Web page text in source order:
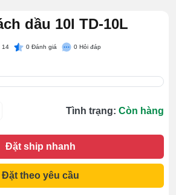
dầu 10l TD-10L
14 0 Đánh giá 0 Hỏi đáp
Tình trạng: Còn hàng
Đặt ship nhanh
Đặt theo yêu cầu